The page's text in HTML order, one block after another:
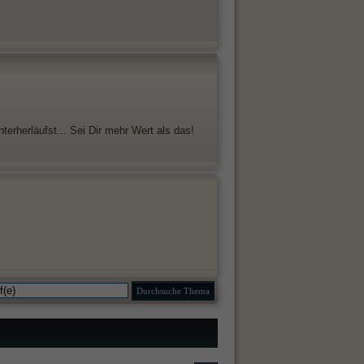
Sei Dir mehr Wert als das!